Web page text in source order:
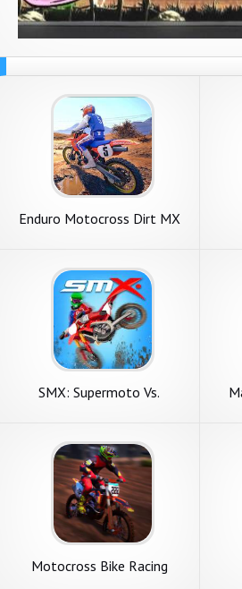
Enduro Motocross Dirt MX
SMX: Supermoto Vs.
Motocross Bike Racing